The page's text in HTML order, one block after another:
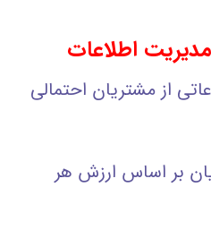
اطلاعات
از مشتریان احتمالی
بر اساس ارزش هر